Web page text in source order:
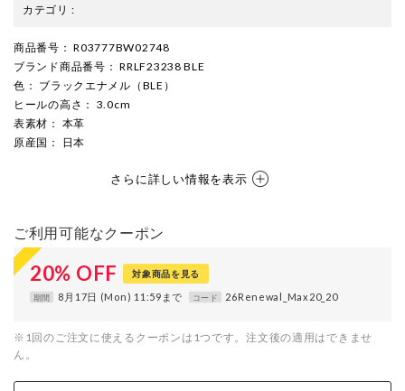
カテゴリ :
商品番号 ： R03777BW02748
ブランド商品番号 ： RRLF23238 BLE
色 ： ブラックエナメル（BLE）
ヒールの高さ ： 3.0cm
表素材 ： 本革
原産国 ： 日本
さらに詳しい情報を表示
ご利用可能なクーポン
20% OFF 対象商品を見る
期間 8月17日 (Mon) 11:59まで コード 26Renewal_Max20_20
※1回のご注文に使えるクーポンは1つです。注文後の適用はできませ
ん。